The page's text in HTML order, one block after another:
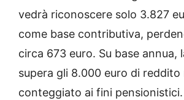
vedrà riconoscere solo 3.827
come base contributiva,
circa 673 euro. Su base annua,
supera gli 8.000 euro di reddito
conteggiato ai fini